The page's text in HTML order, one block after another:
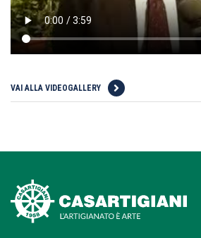
VAI ALLA VIDEOGALLERY